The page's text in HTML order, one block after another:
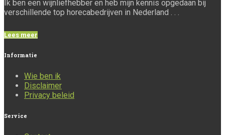
Ik ben een wijnliefhebber en heb mijn kennis opgedaan bij
verschillende top horecabedrijven in Nederland . . .
Lees meer
Informatie
Wie ben ik
Disclaimer
Privacy beleid
Service